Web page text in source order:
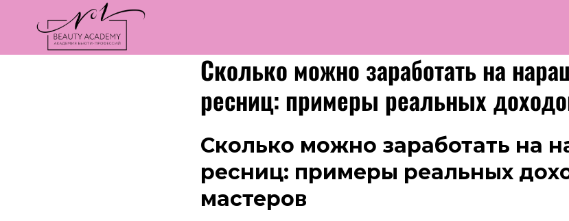
Сколько можно заработать на
ресниц: примеры реальных
Сколько можно заработать на
ресниц: примеры реальных
мастеров